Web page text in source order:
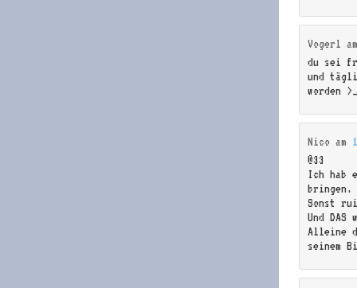
Vogerl
du sei
und
worden
Nico am
@33
Ich hab
bringen.
Sonst
Und
Alleine
seinem